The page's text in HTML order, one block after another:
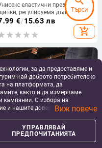
еластични презрамки, 3
регулируема дължина,
еластичност, кръстосан
€/15.63 лв
add_shopping_cart
за да предоставяме и
най-доброто потребителско
на платформата, да
както и да измерваме
кампании. С избора на
и нашите доверени партньори
на вашето устройство
всяко време да управлявате
предпочитанията“.
Виж повече
УПРАВЛЯВАЙ
ПРЕДПОЧИТАНИЯТА
Търси